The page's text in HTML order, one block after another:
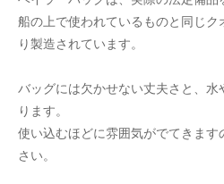
船の上で使われているものと同じク
り製造されています。
バッグには欠かせない丈夫さと、
ります。
使い込むほどに雰囲気がでてきま
さい。